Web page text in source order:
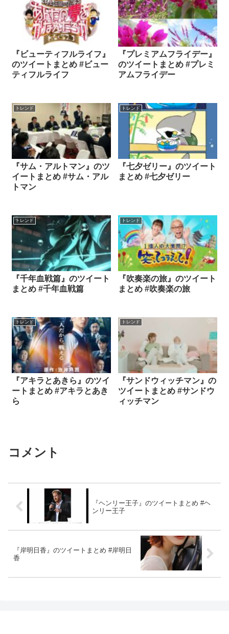
『ビューティフルライフ』
のツイートまとめ #ビュー
ティフルライフ
『プレミアムフライデー』
のツイートまとめ #プレミ
アムフライデー
トレンド
『サム・アルトマン』のツ
イートまとめ #サム・アル
トマン
トレンド
『七夕ゼリー』のツイート
まとめ #七夕ゼリー
トレンド
『千年血戦篇』のツイート
まとめ #千年血戦篇
トレンド
『吹奏楽の旅』のツイート
まとめ #吹奏楽の旅
トレンド
『アキラとあきら』のツイ
ートまとめ #アキラとあき
ら
トレンド
『サンドウィッチマン』の
ツイートまとめ #サンドウ
ィッチマン
コメント
『ヘンリー王子』のツイートまとめ #ヘ
ンリー王子
『岸明日香』のツイートまとめ #岸明日
香